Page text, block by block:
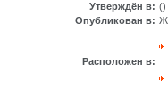
Утверждён в: ()
Опубликован в:
Расположен в: